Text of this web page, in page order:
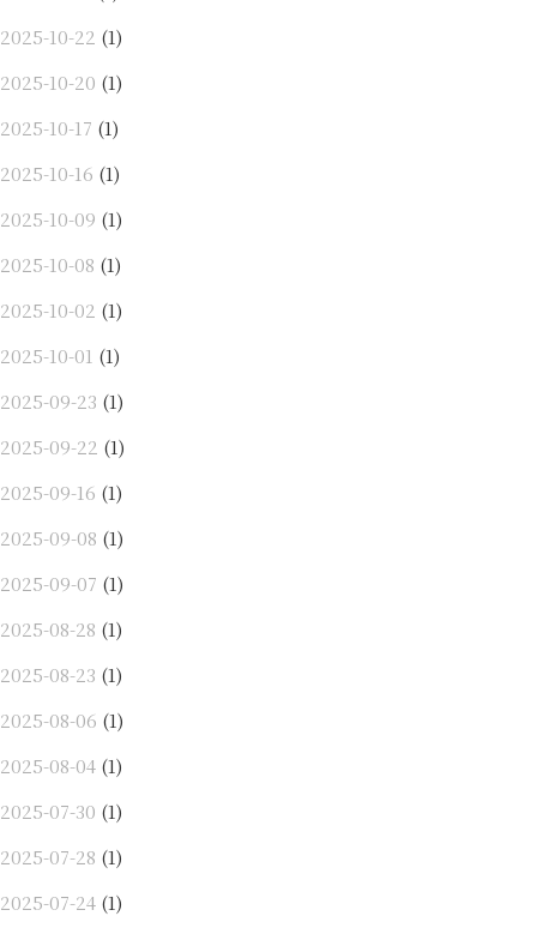
2025-10-22 (1)
2025-10-20 (1)
2025-10-17 (1)
2025-10-16 (1)
2025-10-09 (1)
2025-10-08 (1)
2025-10-02 (1)
2025-10-01 (1)
2025-09-23 (1)
2025-09-22 (1)
2025-09-16 (1)
2025-09-08 (1)
2025-09-07 (1)
2025-08-28 (1)
2025-08-23 (1)
2025-08-06 (1)
2025-08-04 (1)
2025-07-30 (1)
2025-07-28 (1)
2025-07-24 (1)